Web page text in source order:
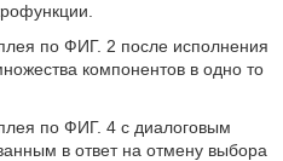
по ФИГ. 2 после исполнения
компонентов в одно то
по ФИГ. 4 с диалоговым
в ответ на отмену выбора